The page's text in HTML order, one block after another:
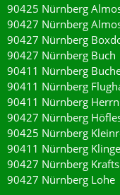
90425 Nürnberg
90427 Nürnberg
90427 Nürnberg
90427 Nürnberg Buch
90411 Nürnberg
90411 Nürnberg
90411 Nürnberg
90427 Nürnberg
90425 Nürnberg
90411 Nürnberg
90427 Nürnberg
90427 Nürnberg Lohe